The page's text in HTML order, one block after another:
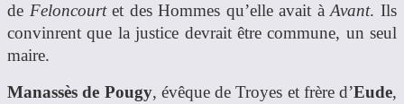
de Feloncourtet des Hommes qu’elle avait àAvant. Ils
convinrent que la justice devrait être commune, un seul
maire.
Manassès de Pougy, évêque de Troyes et frère d’Eude,